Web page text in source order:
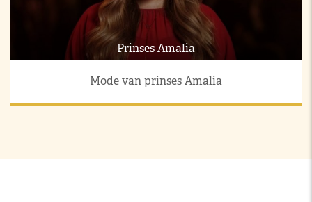
Prinses Amalia
Mode van prinses Amalia